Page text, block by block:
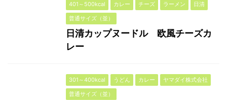
401～500kcal カレー チーズ ラーメン
日清
普通サイズ（並）
日清カップヌードル 欧風チーズカ
レー
301～400kcal うどん カレー
ヤマダイ株式会社
普通サイズ（並）